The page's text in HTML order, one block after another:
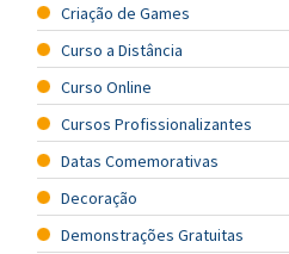
Criação de Games
Curso a Distância
Curso Online
Cursos Profissionalizantes
Datas Comemorativas
Decoração
Demonstrações Gratuitas